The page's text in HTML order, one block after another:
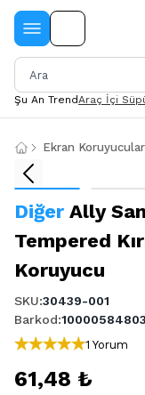
Şu An TrendAraç İçi
Ekran Koruyucular
Diğer Ally
Tempered
Koruyucu
SKU:30439-001
Barkod:
1 Yorum
61,48 ₺